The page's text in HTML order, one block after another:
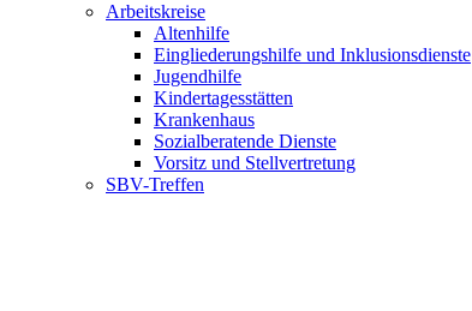
Arbeitskreise
Altenhilfe
Eingliederungshilfe und Inklusionsdienste
Jugendhilfe
Kindertagesstätten
Krankenhaus
Sozialberatende Dienste
Vorsitz und Stellvertretung
SBV-Treffen